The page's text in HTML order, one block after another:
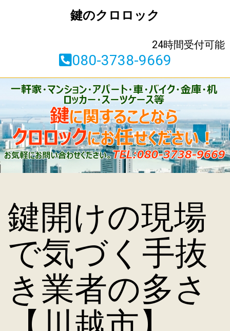
鍵のクロロック
24時間受付可能
080-3738-9669
鍵開けの現場
で気づく手抜
き業者の多さ